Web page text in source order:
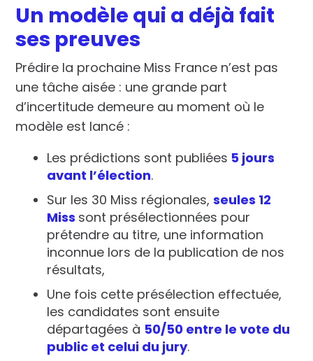
Un modèle qui a déjà fait
ses preuves
Prédire la prochaine Miss France n’est pas
une tâche aisée : une grande part
d’incertitude demeure au moment où le
modèle est lancé :
Les prédictions sont publiées 5 jours
avant l’élection.
Sur les 30 Miss régionales,seules 12
Miss sont présélectionnées pour
prétendre au titre, une information
inconnue lors de la publication de nos
résultats,
Une fois cette présélection effectuée,
les candidates sont ensuite
départagées à 50/50 entre le vote du
public et celui du jury.